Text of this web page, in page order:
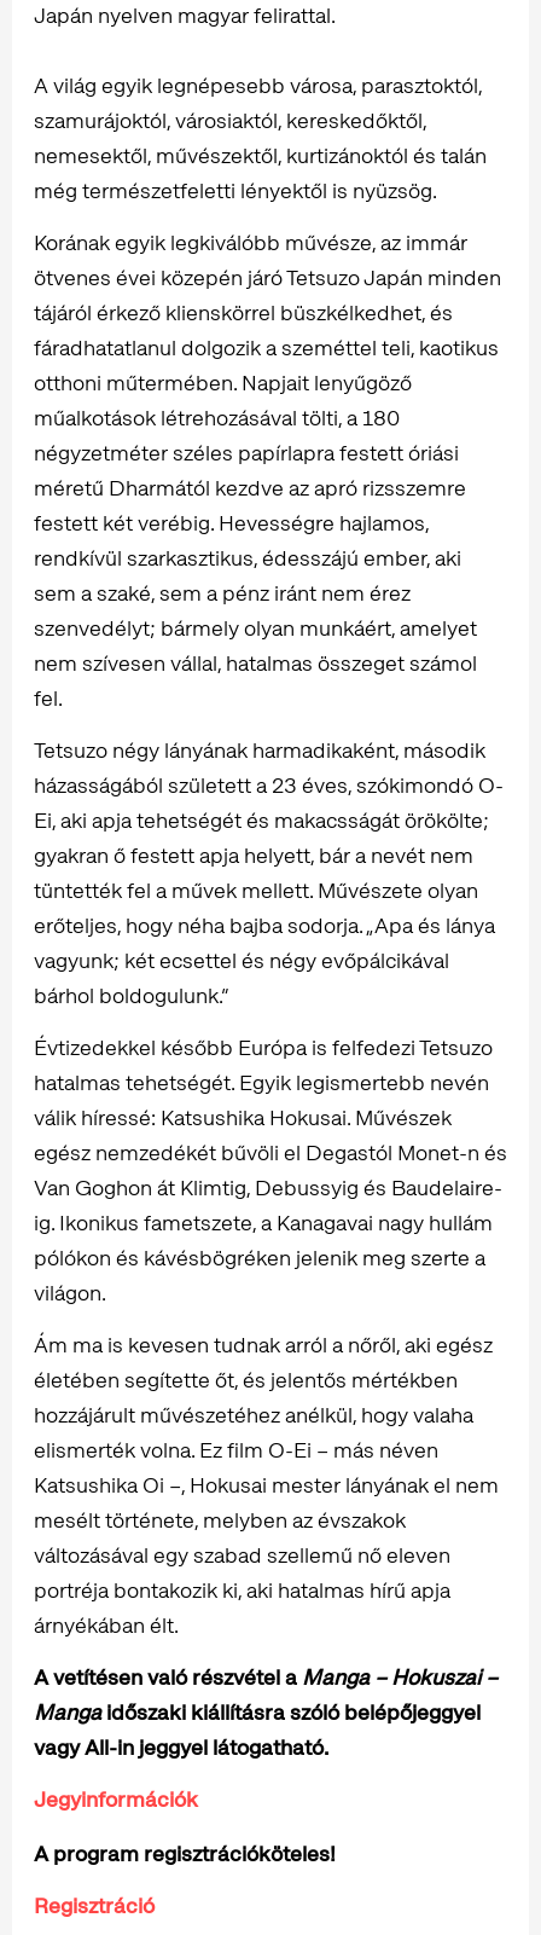
Japán nyelven magyar felirattal.
A világ egyik legnépesebb városa, parasztoktól,
szamurájoktól, városiaktól, kereskedőktől,
nemesektől, művészektől, kurtizánoktól és talán
még természetfeletti lényektől is nyüzsög.
Korának egyik legkiválóbb művésze, az immár
ötvenes évei közepén járó Tetsuzo Japán minden
tájáról érkező klienskörrel büszkélkedhet, és
fáradhatatlanul dolgozik a szeméttel teli, kaotikus
otthoni műtermében. Napjait lenyűgöző
műalkotások létrehozásával tölti, a 180
négyzetméter széles papírlapra festett óriási
méretű Dharmától kezdve az apró rizsszemre
festett két verébig. Hevességre hajlamos,
rendkívül szarkasztikus, édesszájú ember, aki
sem a szaké, sem a pénz iránt nem érez
szenvedélyt; bármely olyan munkáért, amelyet
nem szívesen vállal, hatalmas összeget számol
fel.
Tetsuzo négy lányának harmadikaként, második
házasságából született a 23 éves, szókimondó O-
Ei, aki apja tehetségét és makacsságát örökölte;
gyakran ő festett apja helyett, bár a nevét nem
tüntették fel a művek mellett. Művészete olyan
erőteljes, hogy néha bajba sodorja. „Apa és lánya
vagyunk; két ecsettel és négy evőpálcikával
bárhol boldogulunk.”
Évtizedekkel később Európa is felfedezi Tetsuzo
hatalmas tehetségét. Egyik legismertebb nevén
válik híressé: Katsushika Hokusai. Művészek
egész nemzedékét bűvöli el Degastól Monet-n és
Van Goghon át Klimtig, Debussyig és Baudelaire-
ig. Ikonikus fametszete, a Kanagavai nagy hullám
pólókon és kávésbögréken jelenik meg szerte a
világon.
Ám ma is kevesen tudnak arról a nőről, aki egész
életében segítette őt, és jelentős mértékben
hozzájárult művészetéhez anélkül, hogy valaha
elismerték volna. Ez film O-Ei – más néven
Katsushika Oi –, Hokusai mester lányának el nem
mesélt története, melyben az évszakok
változásával egy szabad szellemű nő eleven
portréja bontakozik ki, aki hatalmas hírű apja
árnyékában élt.
A vetítésen való részvétel a Manga – Hokuszai –
Mangaidőszaki kiállításra szóló belépőjeggyel
vagy All-in jeggyel látogatható.
Jegyinformációk
A program regisztrációköteles!
Regisztráció